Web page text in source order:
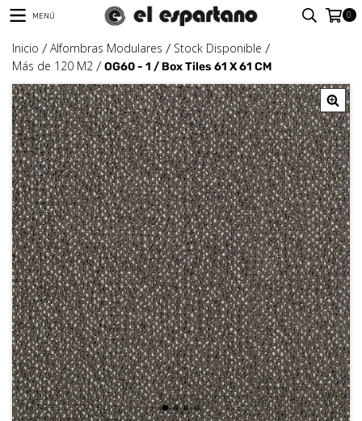
MENÚ 0
Inicio / Alfombras Modulares / Stock Disponible /
Más de 120 M2 / OG60 - 1 / Box Tiles 61 X 61 CM